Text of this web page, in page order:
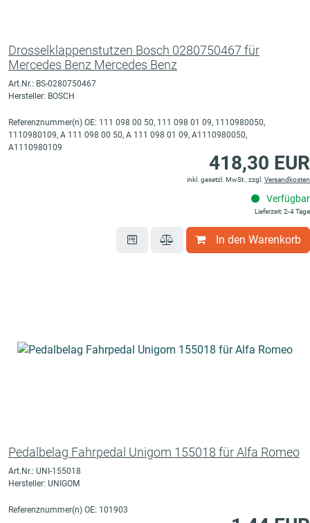
Drosselklappenstutzen Bosch 0280750467 für
Mercedes Benz Mercedes Benz
Art.Nr.: BS-0280750467
Hersteller: BOSCH
Referenznummer(n) OE: 111 098 00 50, 111 098 01 09, 1110980050,
1110980109, A 111 098 00 50, A 111 098 01 09, A1110980050,
A1110980109
418,30 EUR
inkl. gesetzl. MwSt., zzgl. Versandkosten
Verfügbar
Lieferzeit: 2-4 Tage
In den Warenkorb
Pedalbelag Fahrpedal Unigom 155018 für Alfa Romeo
Art.Nr.: UNI-155018
Hersteller: UNIGOM
Referenznummer(n) OE: 101903